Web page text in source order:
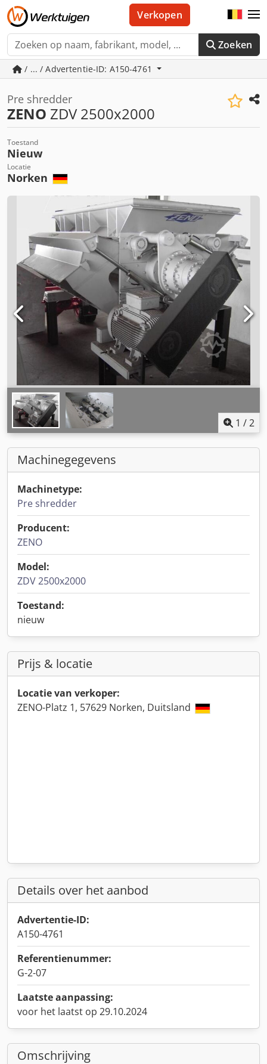
Zoeken
Verkopen
/ ... / Advertentie-ID: A150-4761
Pre shredder
ZENO ZDV 2500x2000
Toestand
Nieuw
Locatie
Norken
1 /2
Machinegegevens
Machinetype:
Pre shredder
Producent:
ZENO
Model:
ZDV 2500x2000
Toestand:
nieuw
Prijs & locatie
Locatie van verkoper:
ZENO-Platz 1, 57629 Norken, Duitsland
Details over het aanbod
Advertentie-ID:
A150-4761
Referentienummer:
G-2-07
Laatste aanpassing:
voor het laatst op 29.10.2024
Omschrijving